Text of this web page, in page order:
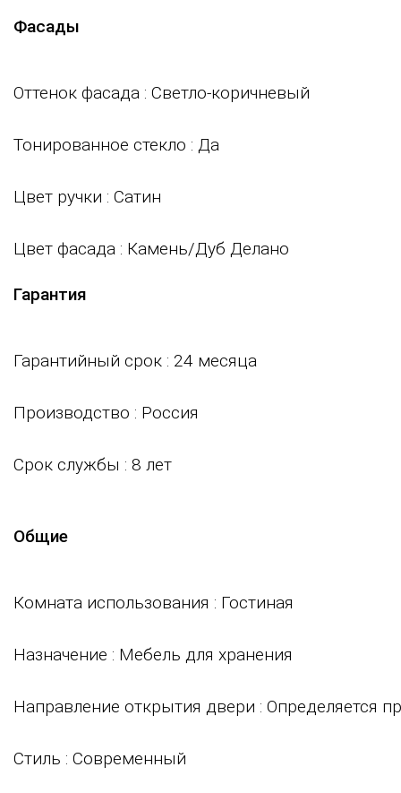
Фасады
Оттенок фасада : Светло-коричневый
Тонированное стекло : Да
Цвет ручки : Сатин
Цвет фасада : Камень/Дуб Делано
Гарантия
Гарантийный срок : 24 месяца
Производство : Россия
Срок службы : 8 лет
Общие
Комната использования : Гостиная
Назначение : Мебель для хранения
Направление открытия двери : Определяется
Стиль : Современный